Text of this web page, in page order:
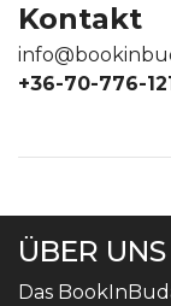
Kontakt
+36-70-776-
ÜBER UNS
Das